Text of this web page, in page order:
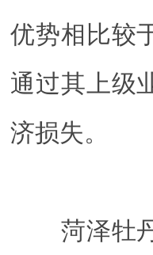
优势相比较
通过其上级
济损失。
菏泽牡丹